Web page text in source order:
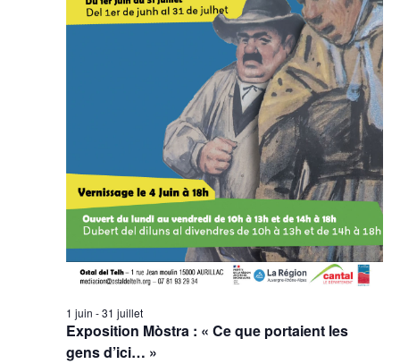
Exposition Mòstra : « Ce que portaient les
gens d’ici… »
1 juin -31 juillet